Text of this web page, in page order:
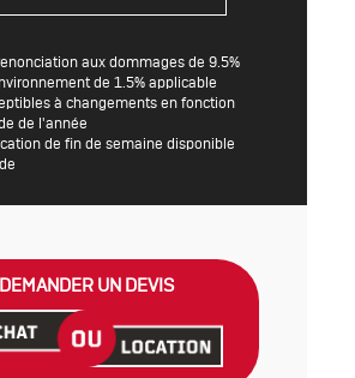
aux dommages de 9.5%
de 1.5% applicable
à changements en fonction
de l'année
de fin de semaine disponible
DEMANDER UN DEVIS